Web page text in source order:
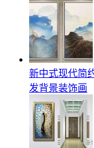
新中式现代简
发背景装饰画